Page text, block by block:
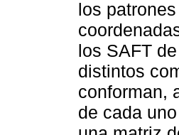
los
los SAFT
distintos
conforman,
de cada